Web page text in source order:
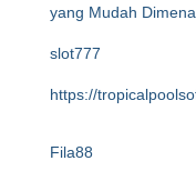
yang Mudah
slot777
https://
Fila88